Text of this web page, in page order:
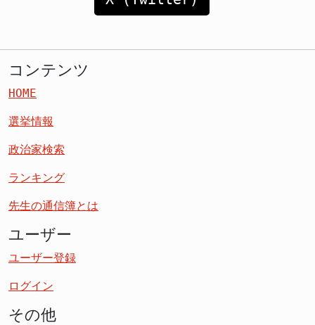
コンテンツ
HOME
選挙情報
政治家検索
ランキング
先生の通信簿とは
ユーザー
ユーザー登録
ログイン
その他